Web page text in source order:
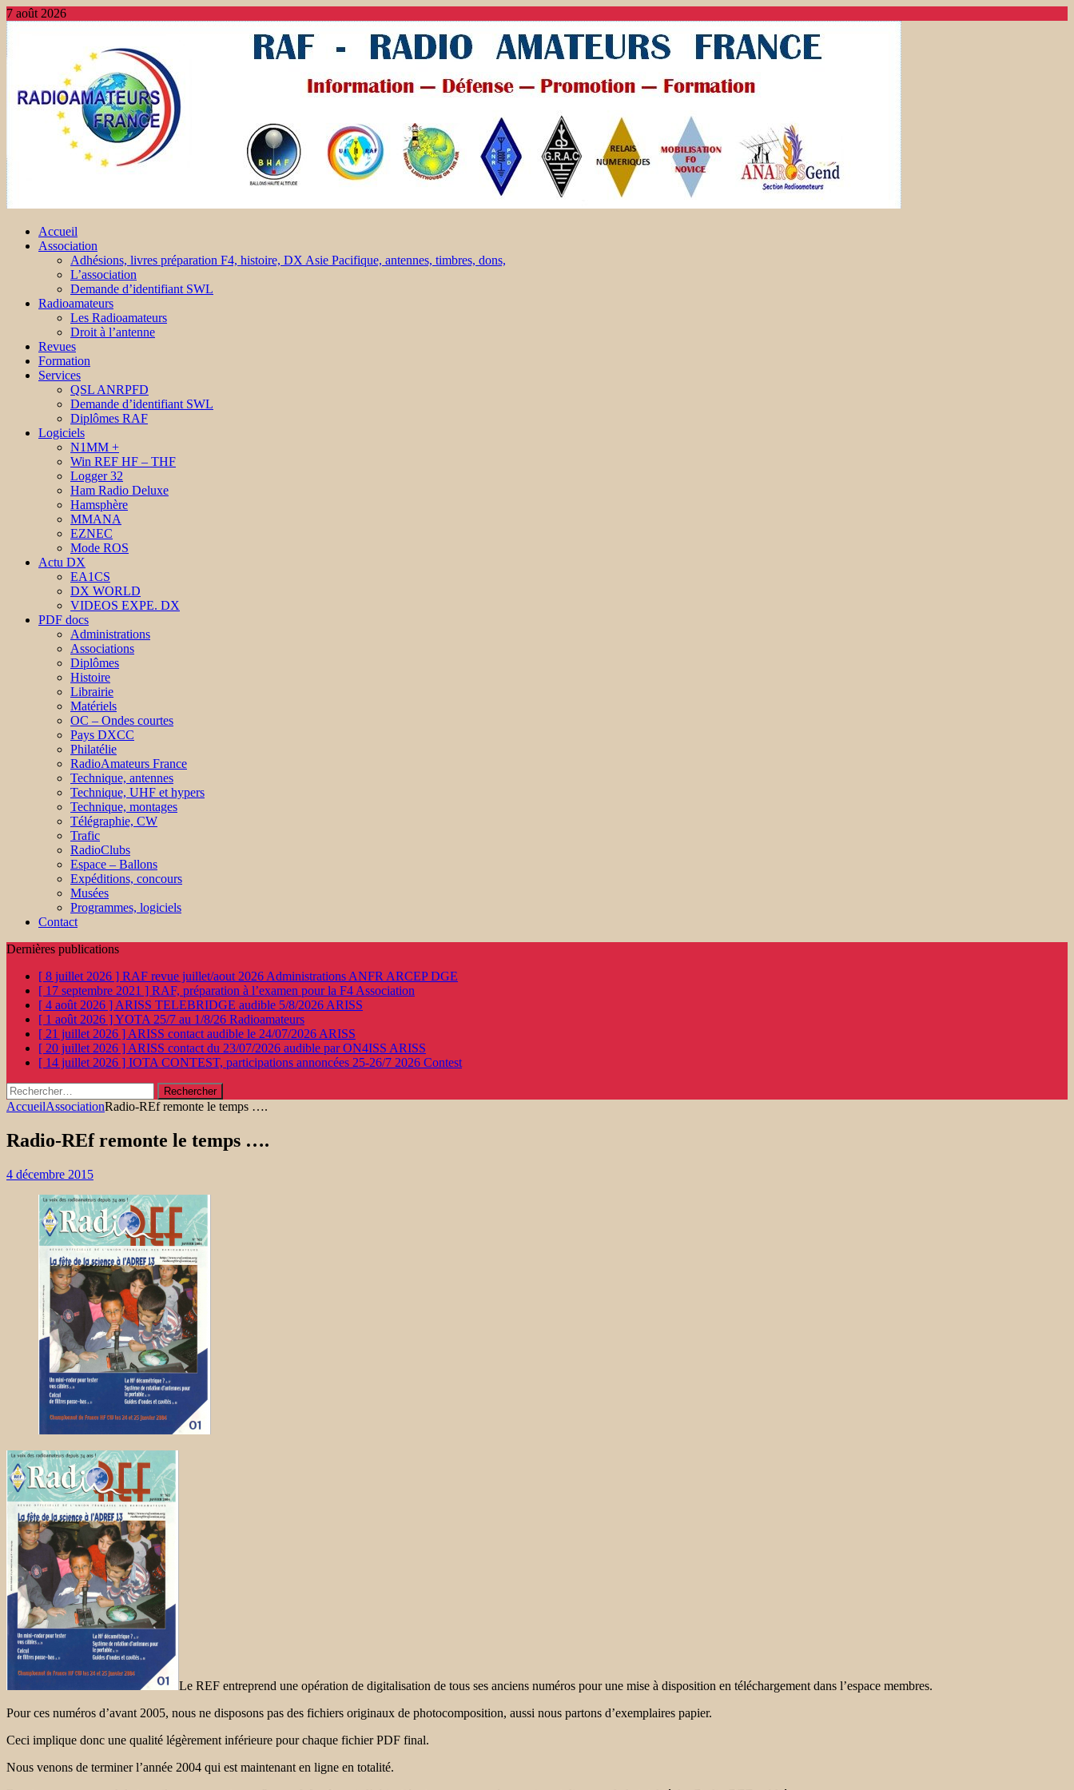
7 août 2026
Accueil
Association
Adhésions, livres préparation F4, histoire, DX Asie Pacifique, antennes, timbres, dons,
L’association
Demande d’identifiant SWL
Radioamateurs
Les Radioamateurs
Droit à l’antenne
Revues
Formation
Services
QSL ANRPFD
Demande d’identifiant SWL
Diplômes RAF
Logiciels
N1MM +
Win REF HF – THF
Logger 32
Ham Radio Deluxe
Hamsphère
MMANA
EZNEC
Mode ROS
Actu DX
EA1CS
DX WORLD
VIDEOS EXPE. DX
PDF docs
Administrations
Associations
Diplômes
Histoire
Librairie
Matériels
OC – Ondes courtes
Pays DXCC
Philatélie
RadioAmateurs France
Technique, antennes
Technique, UHF et hypers
Technique, montages
Télégraphie, CW
Trafic
RadioClubs
Espace – Ballons
Expéditions, concours
Musées
Programmes, logiciels
Contact
Dernières publications
[ 8 juillet 2026 ] RAF revue juillet/aout 2026 Administrations ANFR ARCEP DGE
[ 17 septembre 2021 ] RAF, préparation à l’examen pour la F4 Association
[ 4 août 2026 ] ARISS TELEBRIDGE audible 5/8/2026 ARISS
[ 1 août 2026 ]YOTA 25/7 au 1/8/26 Radioamateurs
[ 21 juillet 2026 ] ARISS contact audible le 24/07/2026 ARISS
[ 20 juillet 2026 ] ARISS contact du 23/07/2026 audible par ON4ISS ARISS
[ 14 juillet 2026 ] IOTA CONTEST, participations annoncées 25-26/7 2026 Contest
Rechercher :
AccueilAssociationRadio-REf remonte le temps ….
Radio-REf remonte le temps ….
4 décembre 2015
Le REF entreprend une opération de digitalisation de tous ses anciens numéros pour une mise à disposition en téléchargement dans l’espace membres.
Pour ces numéros d’avant 2005, nous ne disposons pas des fichiers originaux de photocomposition, aussi nous partons d’exemplaires papier.
Ceci implique donc une qualité légèrement inférieure pour chaque fichier PDF final.
Nous venons de terminer l’année 2004 qui est maintenant en ligne en totalité.